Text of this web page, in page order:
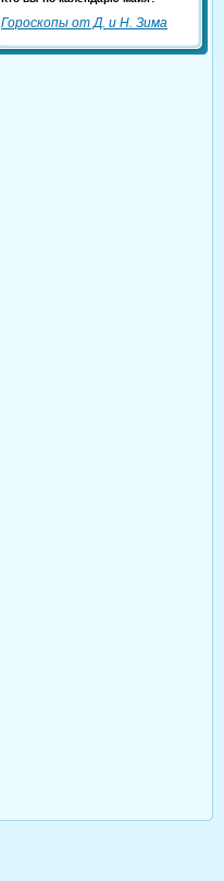
Гороскопы от Д. и Н. Зима